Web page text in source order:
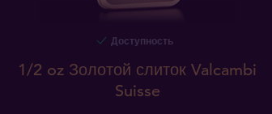
Доступность
1/2 oz Золотой слиток Valcambi
Suisse